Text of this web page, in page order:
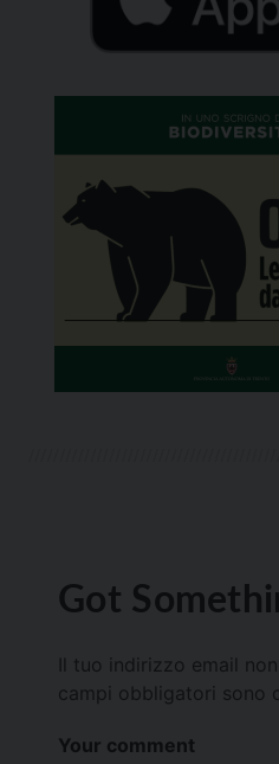
Got
Il tuo indirizzo email
campi obbligatori sono
Your comment